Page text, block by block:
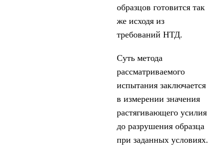
образцов готовится так
же исходя из
требований НТД.
Суть метода
рассматриваемого
испытания заключается
в измерении значения
растягивающего усилия
до разрушения образца
при заданных условиях.